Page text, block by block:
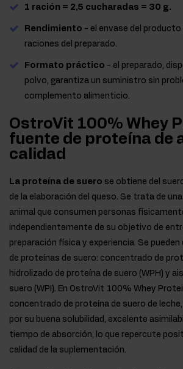
1 ración = 2,5 cucharadas = 30 g.
Rendimiento - el envase del
raciones del preparado.
Formato práctico - el preparado,
polvo, garantiza un suministro sin
complemento alimenticio.
OstroVit 100% Whey
fuente de proteína de
calidad
La proteína de suero se obtiene del
de la elaboración del queso. Se trata de
animal que consumen personas
independientemente de su objetivo de
preparación física y experiencia. Se
de proteínas de suero: concentrado de
hidrolizado de proteína de suero (WPH) y
suero (WPI). En OstroVit 100% Whey
concentrado de proteína de suero de
por su buena solubilidad, excelente
tiempo de absorción, lo que repercute
calidad de la suplementación.